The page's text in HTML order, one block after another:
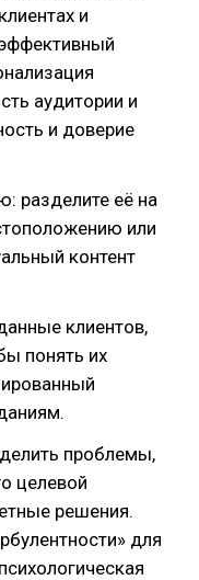
и
аудитории и
и доверие
разделите её на
или
контент
клиентов,
понять их
проблемы,
целевой
решения.
для